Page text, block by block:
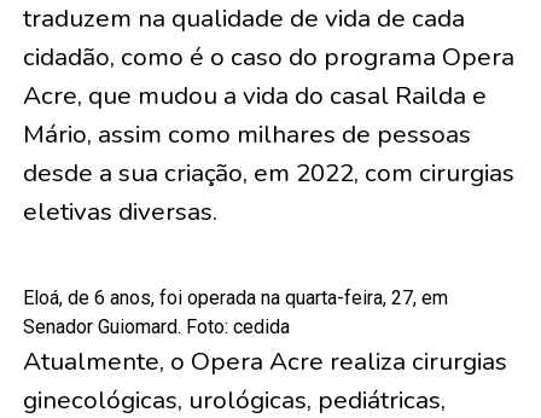
traduzem na qualidade de vida de cada
cidadão, como é o caso do programa Opera
Acre, que mudou a vida do casal Railda e
Mário, assim como milhares de pessoas
desde a sua criação, em 2022, com cirurgias
eletivas diversas.
Eloá, de 6 anos, foi operada na quarta-feira, 27, em
Senador Guiomard. Foto: cedida
Atualmente, o Opera Acre realiza cirurgias
ginecológicas, urológicas, pediátricas,